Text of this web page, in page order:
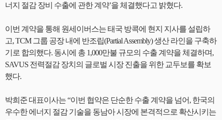
너지 절감 장비 수출에 관한 계약’을 체결했다고 밝혔다.
이번 계약을 통해 원세이버스는 태국 방콕에 현지 지사를 설립하
고, TCM 그룹 공장 내에 반조립(Partial Assembly) 생산 라인을 구축하
기로 합의했다. 동시에 총 1,000만불 규모의 수출 계약을 체결하며,
SAVUS 전력절감 장치의 글로벌 시장 진출을 위한 교두보를 확보
했다.
박희준 대표이사는 “이번 협약은 단순한 수출 계약을 넘어, 한국의
우수한 에너지 절감 기술을 동남아 시장에 본격적으로 확산시키는